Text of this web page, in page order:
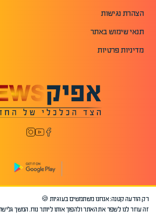
הצהרת נגישות
תנאי שימוש באתר
מדיניות פרטיות
©2026 כל הזכויות שמורות לאפיק.
רק הודעה קטנה: אנחנו משתמשים בעוגיות 🍪
זה עוזר לנו לשפר את האתר ולהפוך אותו ליותר נוח. המשך